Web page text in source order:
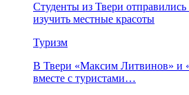
Студенты из Твери
изучить местные красоты
Туризм
В Твери «Максим Литвинов» и
вместе с туристами…